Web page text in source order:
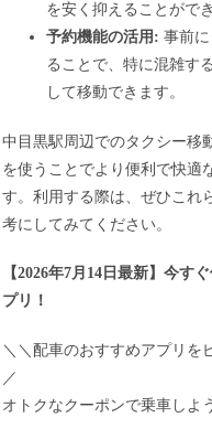
を安く抑えることがで
予約機能の活用: 事前
ることで、特に混雑す
して移動できます。
中目黒駅周辺でのタクシー移
を使うことでより便利で快適
す。利用する際は、ぜひこれ
考にしてみてください。
【2026年7月14日最新】今すぐ
プリ！
＼＼配車のおすすめアプリを
／
オトクなクーポンで乗車しよ